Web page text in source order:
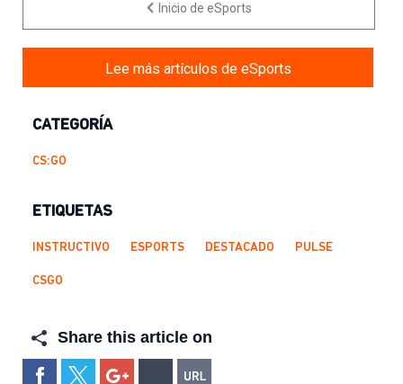
Inicio de eSports
Lee más artículos de eSports
CATEGORÍA
CS:GO
ETIQUETAS
INSTRUCTIVO ESPORTS DESTACADO PULSE
CSGO
Share this article on